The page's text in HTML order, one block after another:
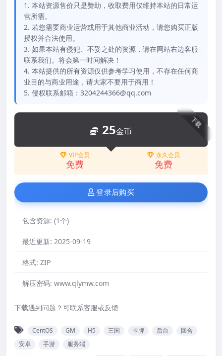
1. 本站资源售价只是赞助，收取费用仅维持本站的日常运
营所需。
2. 若您需要商业运营或用于其他商业活动，请您购买正版
授权并合法使用。
3. 如果本站有侵犯、不妥之处的资源，请在网站右边客服
联系我们。将会第一时间解决！
4. 本站提供的所有资源仅供参考学习使用，不存在任何商
业目的与商业用途，请大家不要用于商用！
5. 侵权联系邮箱：3204244366@qq.com
下载
25金币
VIP会员
免费
永久会员
免费
登录后购买
包含资源: (1个)
最近更新: 2025-09-19
格式: ZIP
解压密码: www.qlymw.com
下载遇到问题？可联系客服或反馈
CentOS GM H5 三国 卡牌 后台
回合
安卓
手游 服务端